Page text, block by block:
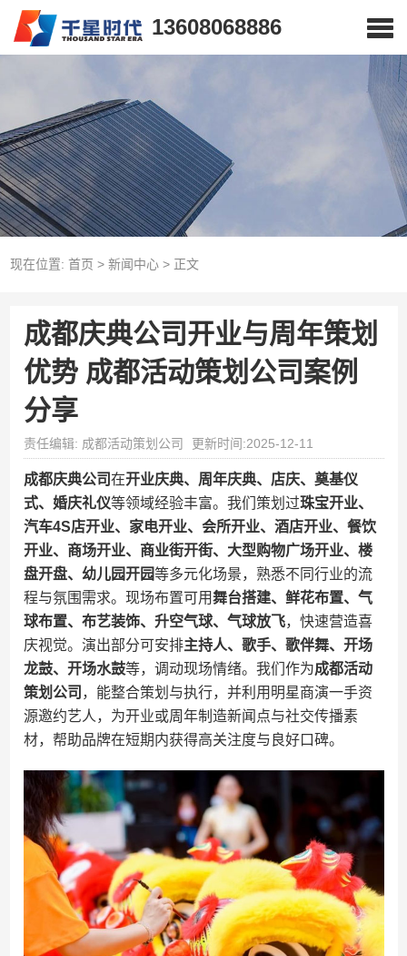
13608068886
现在位置: 首页 > 新闻中心> 正文
成都庆典公司开业与周年策划
优势 成都活动策划公司案例
分享
责任编辑: 成都活动策划公司 更新时间:2025-12-11
成都庆典公司在开业庆典、周年庆典、店庆、奠基仪
式、婚庆礼仪等领域经验丰富。我们策划过珠宝开业、
汽车4S店开业、家电开业、会所开业、酒店开业、餐饮
开业、商场开业、商业街开街、大型购物广场开业、楼
盘开盘、幼儿园开园等多元化场景，熟悉不同行业的流
程与氛围需求。现场布置可用舞台搭建、鲜花布置、气
球布置、布艺装饰、升空气球、气球放飞，快速营造喜
庆视觉。演出部分可安排主持人、歌手、歌伴舞、开场
龙鼓、开场水鼓等，调动现场情绪。我们作为成都活动
策划公司 ，能整合策划与执行，并利用明星商演一手资
源邀约艺人，为开业或周年制造新闻点与社交传播素
材，帮助品牌在短期内获得高关注度与良好口碑。